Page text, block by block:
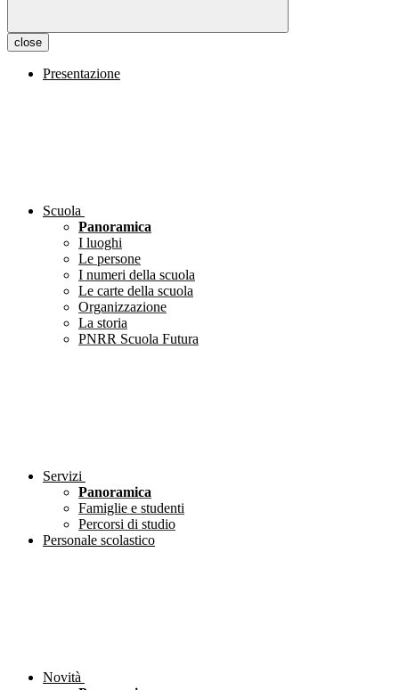
close
Presentazione
Scuola
Panoramica
I luoghi
Le persone
I numeri della scuola
Le carte della scuola
Organizzazione
La storia
PNRR Scuola Futura
Servizi
Panoramica
Famiglie e studenti
Percorsi di studio
Personale scolastico
Novità